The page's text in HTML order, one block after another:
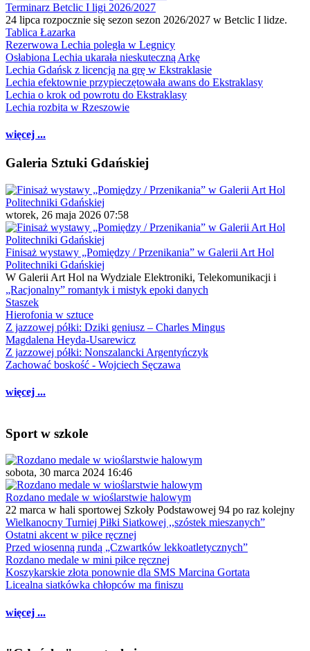
Terminarz Betclic I ligi 2026/2027
24 lipca rozpocznie się sezon sezon 2026/2027 w Betclic I lidze.
Tablica Łazarka
Rezerwowa Lechia poległa w Legnicy
Osłabiona Lechia ukarała nieskuteczną Arkę
Lechia Gdańsk z licencją na grę w Ekstraklasie
Lechia efektownie przypieczętowała awans do Ekstraklasy
Lechia o krok od powrotu do Ekstraklasy
Lechia rozbita w Rzeszowie
więcej ...
Galeria Sztuki Gdańskiej
wtorek, 26 maja 2026 07:58
Finisaż wystawy „Pomiędzy / Przenikania” w Galerii Art Hol
Politechniki Gdańskiej
W Galerii Art Hol na Wydziale Elektroniki, Telekomunikacji i
„Racjonalny” romantyk i mistyk epoki danych
Staszek
Hierofonia w sztuce
Z jazzowej półki: Dziki geniusz – Charles Mingus
Magdalena Heyda-Usarewicz
Z jazzowej półki: Nonszalancki Argentyńczyk
Zachować boskość - Wojciech Sęczawa
więcej ...
Sport w szkole
sobota, 30 marca 2024 16:46
Rozdano medale w wioślarstwie halowym
22 marca w hali sportowej Szkoły Podstawowej 94 po raz kolejny
Wielkanocny Turniej Piłki Siatkowej ,,szóstek mieszanych”
Ostatni akcent w piłce ręcznej
Przed wiosenną rundą „Czwartków lekkoatletycznych”
Rozdano medale w mini piłce ręcznej
Koszykarskie złota ponownie dla SMS Marcina Gortata
Licealna siatkówka chłopców ma finiszu
więcej ...